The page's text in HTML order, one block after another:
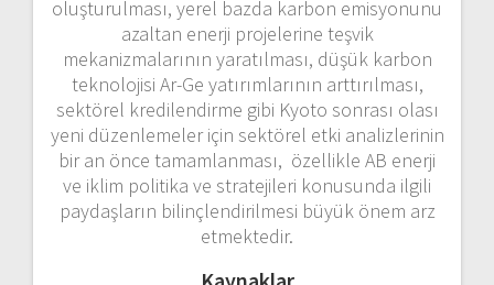
oluşturulması, yerel bazda karbon emisyonunu
azaltan enerji projelerine teşvik
mekanizmalarının yaratılması, düşük karbon
teknolojisi Ar-Ge yatırımlarının arttırılması,
sektörel kredilendirme gibi Kyoto sonrası olası
yeni düzenlemeler için sektörel etki analizlerinin
bir an önce tamamlanması, özellikle AB enerji
ve iklim politika ve stratejileri konusunda ilgili
paydaşların bilinçlendirilmesi büyük önem arz
etmektedir.